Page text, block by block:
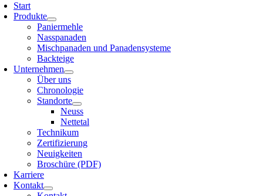
Start
Produkte
Paniermehle
Nasspanaden
Mischpanaden und Panadensysteme
Backteige
Unternehmen
Über uns
Chronologie
Standorte
Neuss
Nettetal
Technikum
Zertifizierung
Neuigkeiten
Broschüre (PDF)
Karriere
Kontakt